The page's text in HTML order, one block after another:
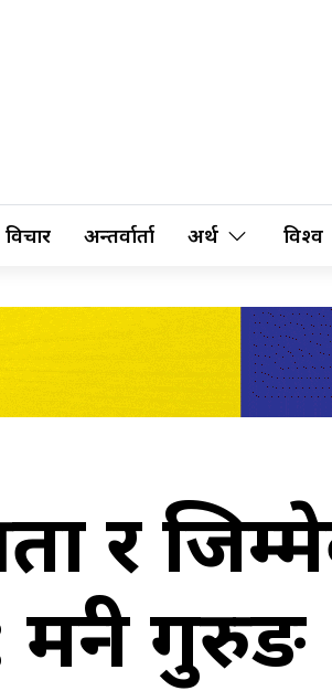
विचार अन्तर्वार्ता अर्थ विश्व
र
गुरुङ